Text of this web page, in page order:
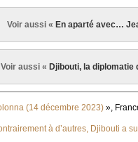
Voir aussi « En aparté avec…
Voir aussi « Djibouti, la diplomatie
(14 décembre 2023) »,
à d’autres, Djibouti a